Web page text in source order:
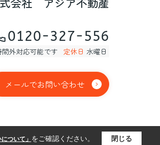
0120-327-556
外対応可能です 定休日 水曜日
メールでお問い合わせ
ついて」 をご確認ください。 閉じる